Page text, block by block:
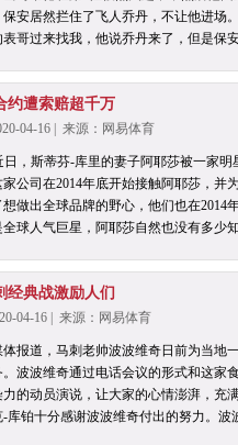
安居然拦住了飞人乔丹，不让他进场
表哥过来找我，他说乔丹来了，但是
约遭索赔超千万
04-16 | 来源：网易体育
，斯蒂芬-库里的妻子阿耶莎被一家
公司在2014年底开始接触阿耶莎，
做出全球品牌的野心，他们也在2014
全球人气巨星，阿耶莎自然也没有多
经典战激励人们
04-16 | 来源：网易体育
报道，马刺老帅波波维奇日前为当地
波波维奇通过电话会议的形式和这家
的动员演说，让大家的心情澎湃，充
-库铂十分感谢波波维奇付出的努力。